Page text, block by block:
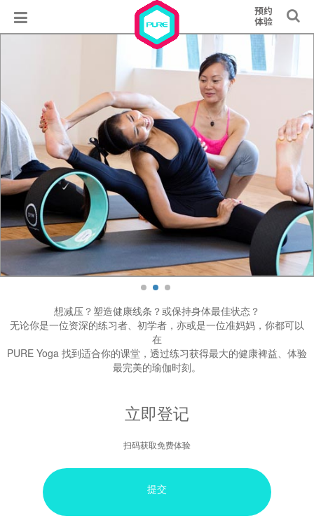
想减压？塑造健康线条？或保持身体最佳状态？
无论你是一位资深的练习者、初学者，亦或是一位准妈妈，你都可以
在
PURE Yoga 找到适合你的课堂，透过练习获得最大的健康裨益、体验
最完美的瑜伽时刻。
立即登记
扫码获取免费体验
提交